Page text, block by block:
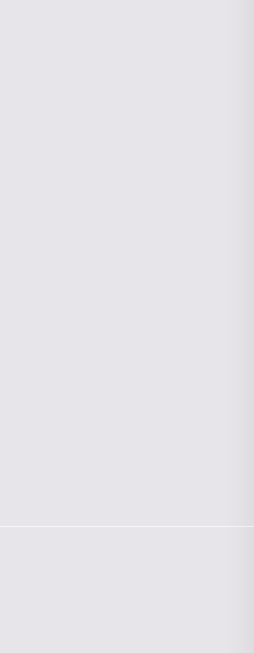
valorizada do bairro
Não encontrou o que
terrenos, lojas e
além de
ou lançamentos na